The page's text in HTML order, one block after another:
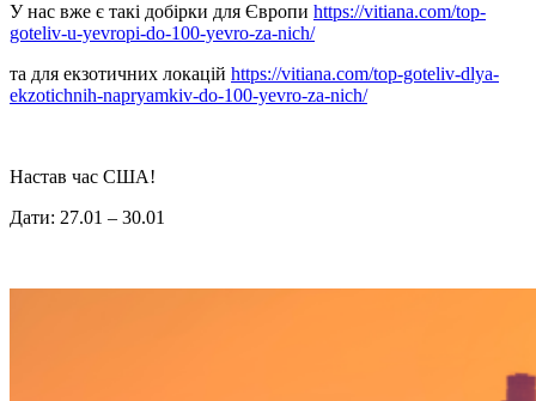
У нас вже є такі добірки для Європи https://vitiana.com/top-
goteliv-u-yevropi-do-100-yevro-za-nich/
та для екзотичних локацій https://vitiana.com/top-goteliv-dlya-
ekzotichnih-napryamkiv-do-100-yevro-za-nich/
Настав час США!
Дати: 27.01 – 30.01